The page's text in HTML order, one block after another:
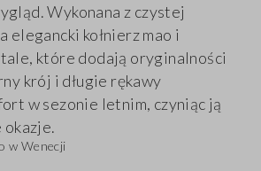
Wykonana z czystej
elegancki kołnierz mao i
które dodają oryginalności
krój i długie rękawy
w sezonie letnim, czyniąc ją
okazje.
w Wenecji